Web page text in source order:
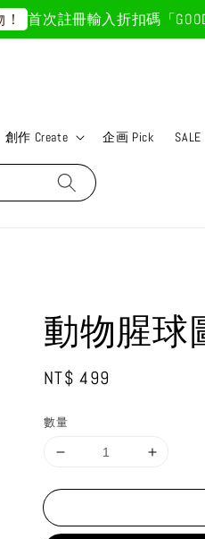
首次註冊輸入折扣碼「
創作 Create 企画 Pick SALE
動物腥球
Regular
NT$ 499
數量